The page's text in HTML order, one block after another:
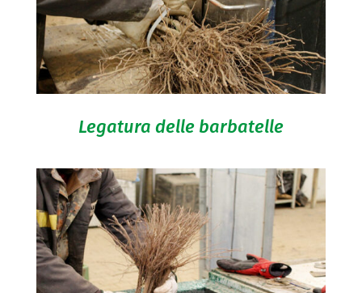
Legatura delle barbatelle